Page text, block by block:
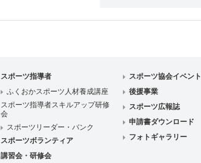
スポーツ指導者
ふくおかスポーツ人材養成講座
スポーツ指導者スキルアップ研修
会
スポーツリーダー・バンク
スポーツボランティア
講習会・研修会
スポーツ協会イベント
後援事業
スポーツ広報誌
申請書ダウンロード
フォトギャラリー